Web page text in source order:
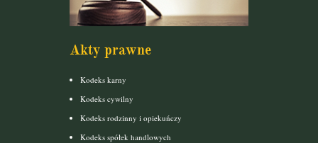
Akty prawne
Kodeks karny
Kodeks cywilny
Kodeks rodzinny i opiekuńczy
Kodeks spółek handlowych